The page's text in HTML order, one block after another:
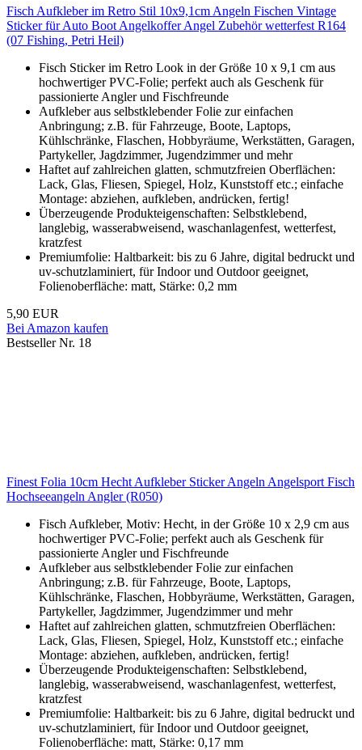
Fisch Aufkleber im Retro Stil 10x9,1cm Angeln Fischen Vintage
Sticker für Auto Boot Angelkoffer Angel Zubehör wetterfest R164
(07 Fishing, Petri Heil)
Fisch Sticker im Retro Look in der Größe 10 x 9,1 cm aus
hochwertiger PVC-Folie; perfekt auch als Geschenk für
passionierte Angler und Fischfreunde
Aufkleber aus selbstklebender Folie zur einfachen
Anbringung; z.B. für Fahrzeuge, Boote, Laptops,
Kühlschränke, Flaschen, Hobbyräume, Werkstätten, Garagen,
Partykeller, Jagdzimmer, Jugendzimmer und mehr
Haftet auf zahlreichen glatten, schmutzfreien Oberflächen:
Lack, Glas, Fliesen, Spiegel, Holz, Kunststoff etc.; einfache
Montage: abziehen, aufkleben, andrücken, fertig!
Überzeugende Produkteigenschaften: Selbstklebend,
langlebig, wasserabweisend, waschanlagenfest, wetterfest,
kratzfest
Premiumfolie: Haltbarkeit: bis zu 6 Jahre, digital bedruckt und
uv-schutzlaminiert, für Indoor und Outdoor geeignet,
Folienoberfläche: matt, Stärke: 0,2 mm
5,90 EUR
Bei Amazon kaufen
Bestseller Nr. 18
Finest Folia 10cm Hecht Aufkleber Sticker Angeln Angelsport Fisch
Hochseeangeln Angler (R050)
Fisch Aufkleber, Motiv: Hecht, in der Größe 10 x 2,9 cm aus
hochwertiger PVC-Folie; perfekt auch als Geschenk für
passionierte Angler und Fischfreunde
Aufkleber aus selbstklebender Folie zur einfachen
Anbringung; z.B. für Fahrzeuge, Boote, Laptops,
Kühlschränke, Flaschen, Hobbyräume, Werkstätten, Garagen,
Partykeller, Jagdzimmer, Jugendzimmer und mehr
Haftet auf zahlreichen glatten, schmutzfreien Oberflächen:
Lack, Glas, Fliesen, Spiegel, Holz, Kunststoff etc.; einfache
Montage: abziehen, aufkleben, andrücken, fertig!
Überzeugende Produkteigenschaften: Selbstklebend,
langlebig, wasserabweisend, waschanlagenfest, wetterfest,
kratzfest
Premiumfolie: Haltbarkeit: bis zu 6 Jahre, digital bedruckt und
uv-schutzlaminiert, für Indoor und Outdoor geeignet,
Folienoberfläche: matt, Stärke: 0,17 mm